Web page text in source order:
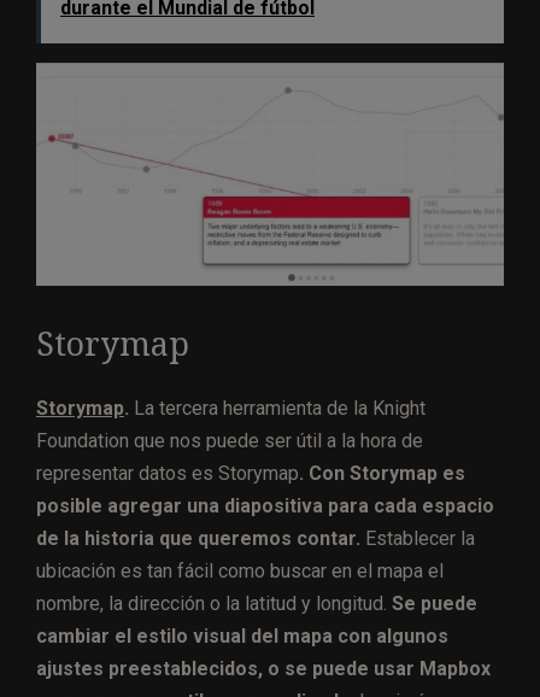
durante el Mundial de fútbol
Storymap
Storymap. La tercera herramienta de la Knight
Foundation que nos puede ser útil a la hora de
representar datos es Storymap. Con Storymap es
posible agregar una diapositiva para cada espacio
de la historia que queremos contar. Establecer la
ubicación es tan fácil como buscar en el mapa el
nombre, la dirección o la latitud y longitud. Se puede
cambiar el estilo visual del mapa con algunos
ajustes preestablecidos, o se puede usar Mapbox